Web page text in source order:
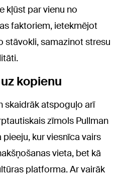
kļūst par vienu no
faktoriem, ietekmējot
stāvokli, samazinot stresu
kopienu
skaidrāk atspoguļo arī
zīmols Pullman
kur viesnīca vairs
vieta, bet kā
platforma. Ar vairāk